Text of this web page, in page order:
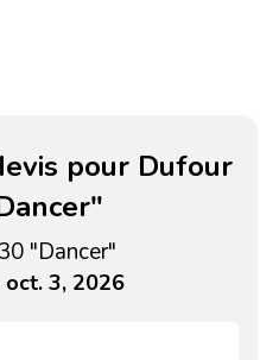
pour Dufour
"Dancer"
3, 2026